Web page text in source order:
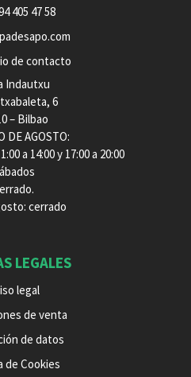
405 47 58
de contacto
Indautxu
6
– Bilbao
DE AGOSTO:
a 14:00 y 17:00 a 20:00
cerrado
LEGALES
legal
de venta
de datos
de Cookies